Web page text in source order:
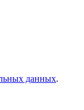
данных.